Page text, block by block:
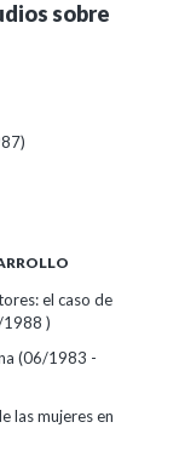
sobre
el caso de
)
(06/1983 -
las mujeres en